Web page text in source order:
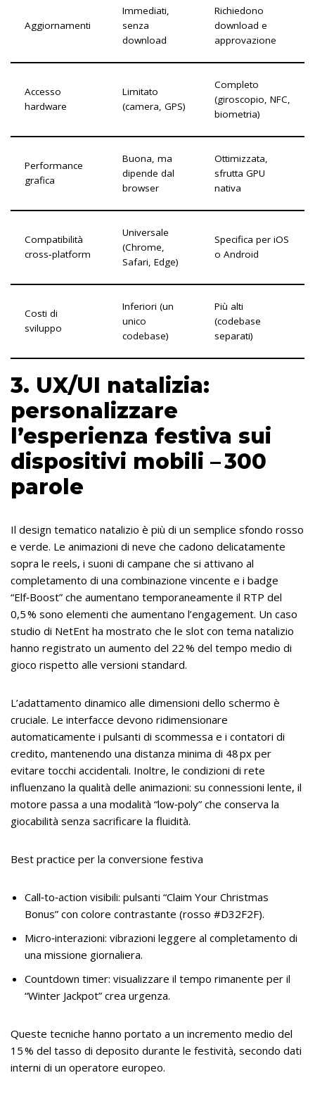
Aggiornamenti
Immediati,
senza
download
Richiedono
download e
approvazione
Accesso
hardware
Limitato
(camera, GPS)
Completo
(giroscopio, NFC,
biometria)
Performance
grafica
Buona, ma
dipende dal
browser
Ottimizzata,
sfrutta GPU
nativa
Compatibilità
cross‑platform
Universale
(Chrome,
Safari, Edge)
Specifica per iOS
o Android
Costi di
sviluppo
Inferiori (un
unico
codebase)
Più alti
(codebase
separati)
3. UX/UI natalizia:
personalizzare
l’esperienza festiva sui
dispositivi mobili – 300
parole
Il design tematico natalizio è più di un semplice sfondo rosso
e verde. Le animazioni di neve che cadono delicatamente
sopra le reels, i suoni di campane che si attivano al
completamento di una combinazione vincente e i badge
“Elf‑Boost” che aumentano temporaneamente il RTP del
0,5 % sono elementi che aumentano l’engagement. Un caso
studio di NetEnt ha mostrato che le slot con tema natalizio
hanno registrato un aumento del 22 % del tempo medio di
gioco rispetto alle versioni standard.
L’adattamento dinamico alle dimensioni dello schermo è
cruciale. Le interfacce devono ridimensionare
automaticamente i pulsanti di scommessa e i contatori di
credito, mantenendo una distanza minima di 48 px per
evitare tocchi accidentali. Inoltre, le condizioni di rete
influenzano la qualità delle animazioni: su connessioni lente, il
motore passa a una modalità “low‑poly” che conserva la
giocabilità senza sacrificare la fluidità.
Best practice per la conversione festiva
Call‑to‑action visibili: pulsanti “Claim Your Christmas
Bonus” con colore contrastante (rosso #D32F2F).
Micro‑interazioni: vibrazioni leggere al completamento di
una missione giornaliera.
Countdown timer: visualizzare il tempo rimanente per il
“Winter Jackpot” crea urgenza.
Queste tecniche hanno portato a un incremento medio del
15 % del tasso di deposito durante le festività, secondo dati
interni di un operatore europeo.